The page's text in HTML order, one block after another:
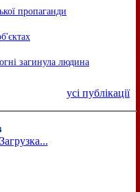
пропаганди
загинула людина
усі публікації
Загрузка...